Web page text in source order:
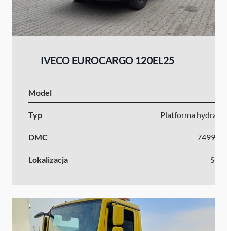
IVECO EUROCARGO 120EL25
Model
Typ Platforma
DMC 7499-
Lokalizacja